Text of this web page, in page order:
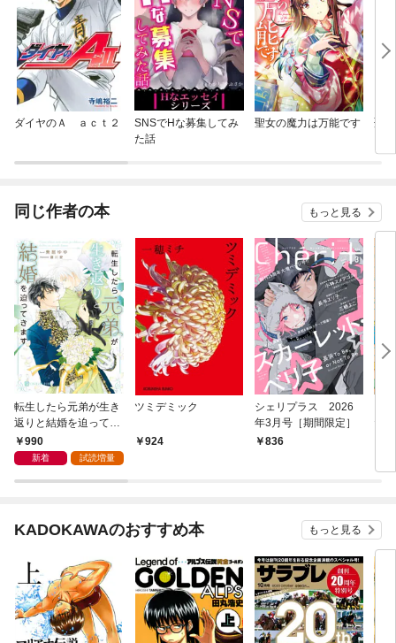
ダイヤのＡ ａｃｔ２
SNSでHな募集してみ
た話
聖女の魔力は万能です 聖
同じ作者の本 もっと見る
転生したら元弟が生き
返りと結婚を迫ってき
ます【電子書籍限定
版】
990
新着 試読増量
ツミデミック
924
シェリプラス 2026
年3月号［期間限定］
836
た
KADOKAWAのおすすめ本 もっと見る